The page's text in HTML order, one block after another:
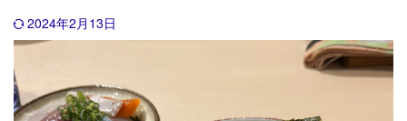
2024年2月13日